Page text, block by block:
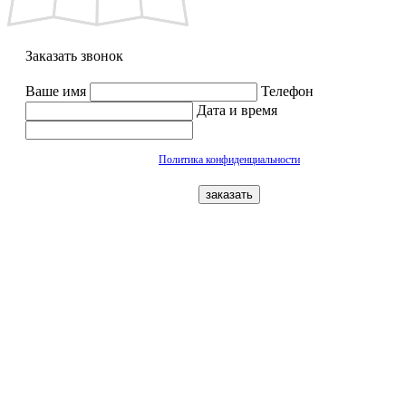
Заказать звонок
Ваше имя
Телефон
Дата и время
Политика конфиденциальности
заказать